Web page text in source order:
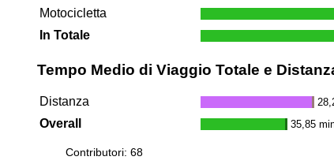
Motocicletta
In Totale
Tempo Medio di Viaggio Totale e
Distanza
Overall 35,85
Contributori: 68